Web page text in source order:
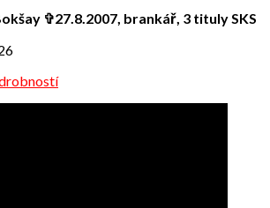
✞27.8.2007, brankář, 3 tituly SKS